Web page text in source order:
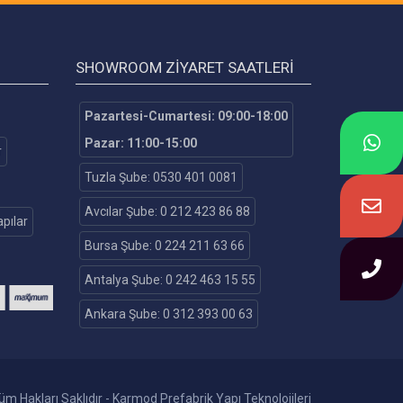
SHOWROOM ZIYARET SAATLERI
Pazartesi-Cumartesi: 09:00-18:00
Pazar: 11:00-15:00
Tuzla Şube: 0530 401 0081
Avcılar Şube: 0 212 423 86 88
Bursa Şube: 0 224 211 63 66
Antalya Şube: 0 242 463 15 55
Ankara Şube: 0 312 393 00 63
Hakları Saklıdır - Karmod Prefabrik Yapı Teknolojileri